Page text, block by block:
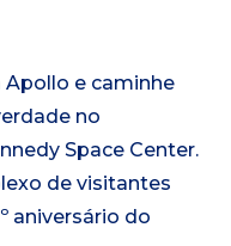
e caminhe
no
Space Center.
de visitantes
aniversário do